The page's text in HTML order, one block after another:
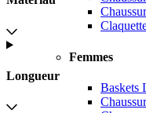
Femmes
Baskets
Longueur